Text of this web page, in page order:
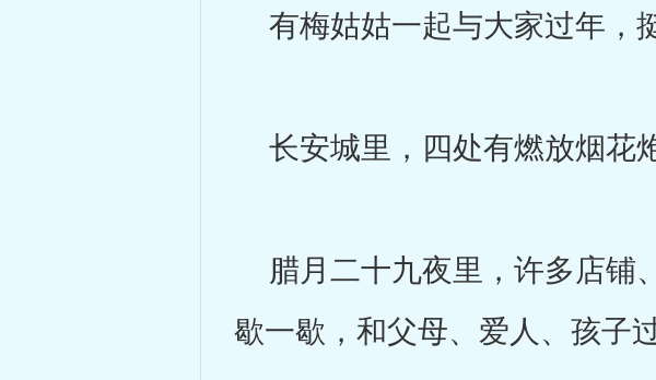
有梅姑姑一起与大家过年，
长安城里，四处有燃放烟花
腊月二十九夜里，许多店铺
歇一歇，和父母、爱人、孩子